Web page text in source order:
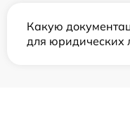
Какую
для юридических